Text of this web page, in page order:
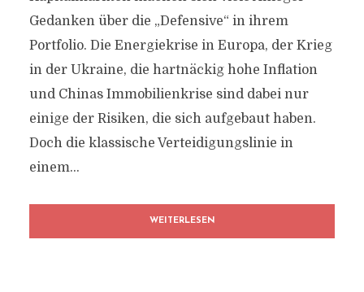
Gedanken über die „Defensive“ in ihrem
Portfolio. Die Energiekrise in Europa, der Krieg
in der Ukraine, die hartnäckig hohe Inflation
und Chinas Immobilienkrise sind dabei nur
einige der Risiken, die sich aufgebaut haben.
Doch die klassische Verteidigungslinie in
einem...
WEITERLESEN